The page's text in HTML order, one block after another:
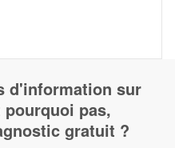
d'information sur
pas,
gratuit ?